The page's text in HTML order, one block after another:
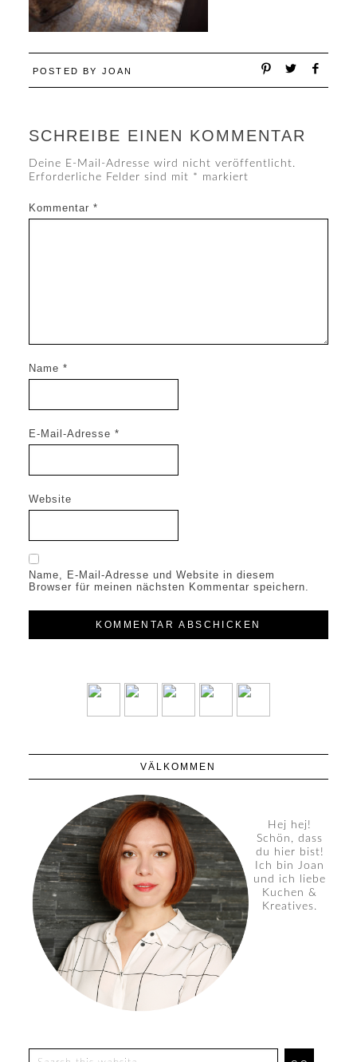
POSTED BY JOAN
SCHREIBE EINEN KOMMENTAR
Deine E-Mail-Adresse wird nicht veröffentlicht.
Erforderliche Felder sind mit * markiert
Kommentar *
Name *
E-Mail-Adresse *
Website
Name, E-Mail-Adresse und Website in diesem
Browser für meinen nächsten Kommentar speichern.
VÄLKOMMEN
Hej hej!
Schön, dass
du hier bist!
Ich bin Joan
und ich liebe
Kuchen &
Kreatives.